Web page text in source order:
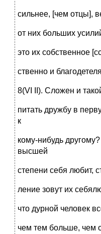
сильнее, [чем отцы],
от них больших
это их собственное
ственно и
8(VI II). Сложен и
питать дружбу в
к
кому-нибудь
высшей
степени себя любит,
ление зовут их
что дурной человек
чем тем больше, чем